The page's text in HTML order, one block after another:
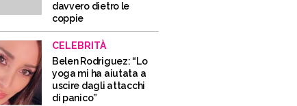
davvero dietro le
coppie
CELEBRITÀ
Belen Rodriguez: “Lo
yoga mi ha aiutata a
uscire dagli attacchi
di panico”